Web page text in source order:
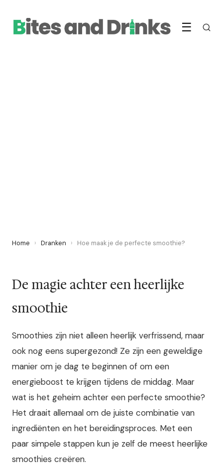
☰
Home › Dranken › Hoe maak je de perfecte smoothie?
De magie achter een heerlijke
smoothie
Smoothies zijn niet alleen heerlijk verfrissend, maar
ook nog eens supergezond! Ze zijn een geweldige
manier om je dag te beginnen of om een
energieboost te krijgen tijdens de middag. Maar
wat is het geheim achter een perfecte smoothie?
Het draait allemaal om de juiste combinatie van
ingrediënten en het bereidingsproces. Met een
paar simpele stappen kun je zelf de meest heerlijke
smoothies creëren.